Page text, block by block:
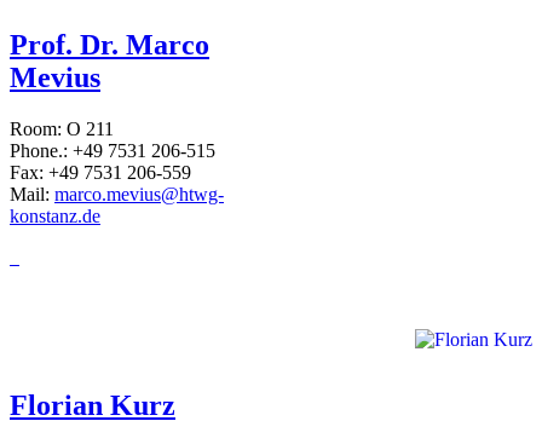
Prof. Dr. Marco
Mevius
Room: O 211
Phone.: +49 7531 206-515
Fax: +49 7531 206-559
Mail: marco.mevius@htwg-
konstanz.de
Florian Kurz